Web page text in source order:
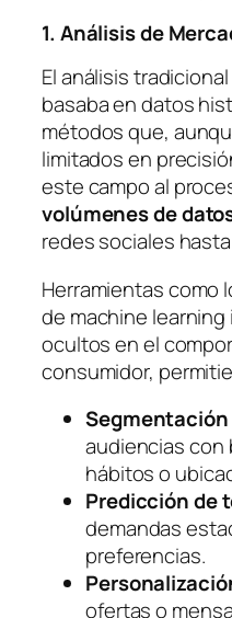
1. Análisis de
El análisis
basaba en datos
métodos que,
limitados en
este campo al
volúmenes de
redes sociales
Herramientas como
de machine learning
ocultos en el
consumidor,
Segmentación
audiencias con
hábitos o
Predicción de
demandas
preferencias.
ofertas o